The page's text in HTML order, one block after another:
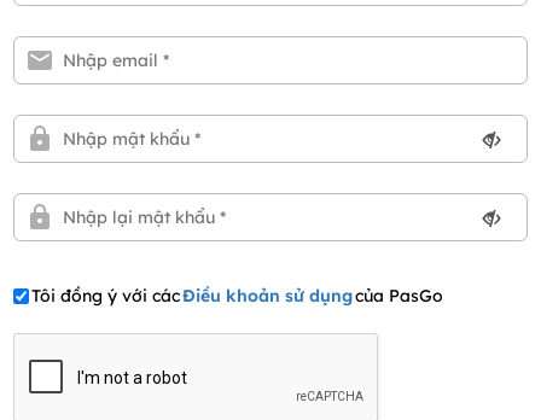
Tôi đồng ý với cácĐiều khoản sử dụngcủa PasGo